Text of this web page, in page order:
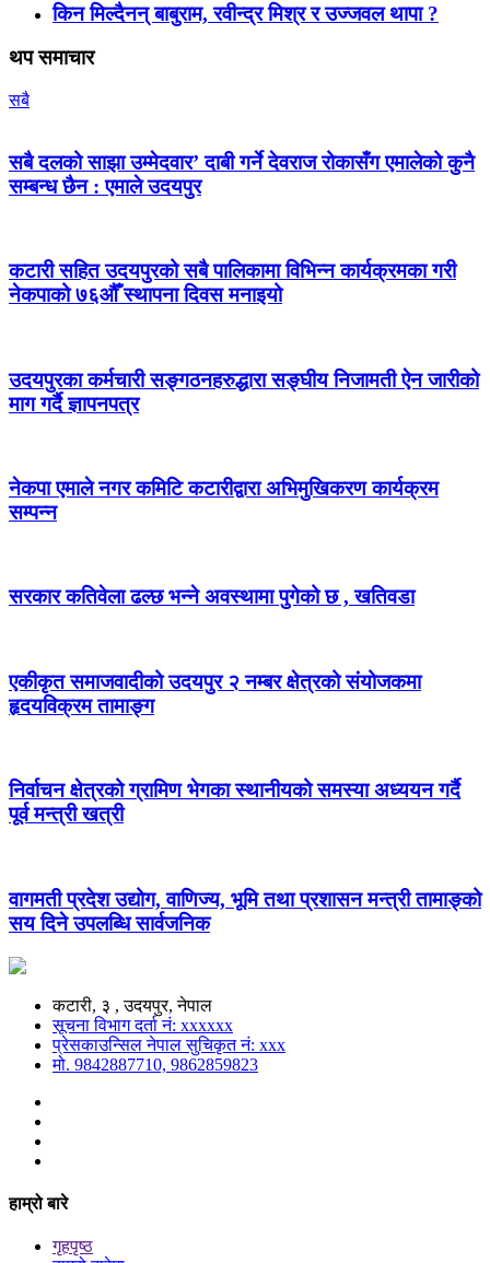
किन मिल्दैनन् बाबुराम, रवीन्द्र मिश्र र उज्जवल थापा ?
थप समाचार
सबै
सबै दलको साझा उम्मेदवार’ दाबी गर्ने देवराज रोकासँग एमालेको कुनै
सम्बन्ध छैन : एमाले उदयपुर
कटारी सहित उदयपुरको सबै पालिकामा विभिन्न कार्यक्रमका गरी
नेकपाको ७६औँ स्थापना दिवस मनाइयो
उदयपुरका कर्मचारी सङ्गठनहरुद्धारा सङ्घीय निजामती ऐन जारीको
माग गर्दै ज्ञापनपत्र
नेकपा एमाले नगर कमिटि कटारीद्वारा अभिमुखिकरण कार्यक्रम
सम्पन्न
सरकार कतिवेला ढल्छ भन्ने अवस्थामा पुगेको छ , खतिवडा
एकीकृत समाजवादीको उदयपुर २ नम्बर क्षेत्रको संयोजकमा
हृदयविक्रम तामाङ्ग
निर्वाचन क्षेत्रको ग्रामिण भेगका स्थानीयको समस्या अध्ययन गर्दै
पूर्व मन्त्री खत्री
वागमती प्रदेश उद्योग, वाणिज्य, भूमि तथा प्रशासन मन्त्री तामाङ्को
सय दिने उपलब्धि सार्वजनिक
कटारी, ३ , उदयपुर, नेपाल
सूचना विभाग दर्ता नं: xxxxxx
प्रेसकाउन्सिल नेपाल सुचिकृत नं: xxx
मो. 9842887710, 9862859823
हाम्रो बारे
गृहपृष्ठ